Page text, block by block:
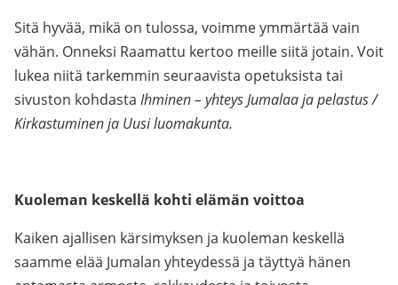
Sitä hyvää, mikä on tulossa, voimme ymmärtää vain
vähän. Onneksi Raamattu kertoo meille siitä jotain. Voit
lukea niitä tarkemmin seuraavista opetuksista tai
sivuston kohdasta Ihminen – yhteys Jumalaa ja pelastus /
Kirkastuminen ja Uusi luomakunta.
Kuoleman keskellä kohti elämän voittoa
Kaiken ajallisen kärsimyksen ja kuoleman keskellä
saamme elää Jumalan yhteydessä ja täyttyä hänen